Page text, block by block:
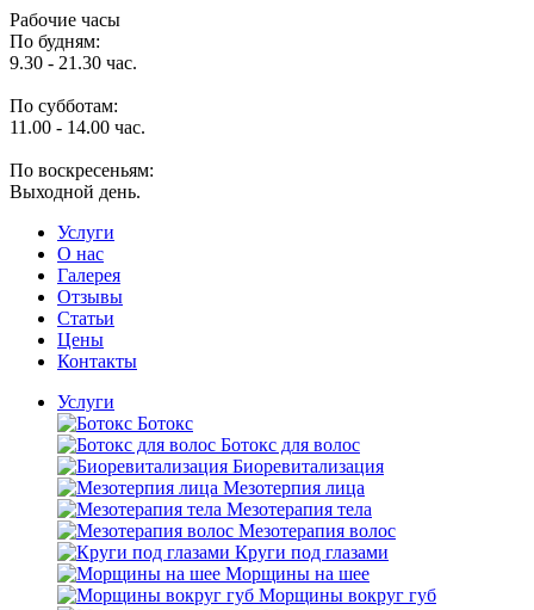
Рабочие часы
По будням:
9.30 - 21.30 час.
По субботам:
11.00 - 14.00 час.
По воскресеньям:
Выходной день.
Услуги
O нас
Галерея
Отзывы
Статьи
Цены
Контакты
Услуги
Ботокс
Ботокс для волос
Биоревитализация
Мезотерпия лица
Мезотерапия тела
Мезотерапия волос
Круги под глазами
Морщины на шее
Морщины вокруг губ